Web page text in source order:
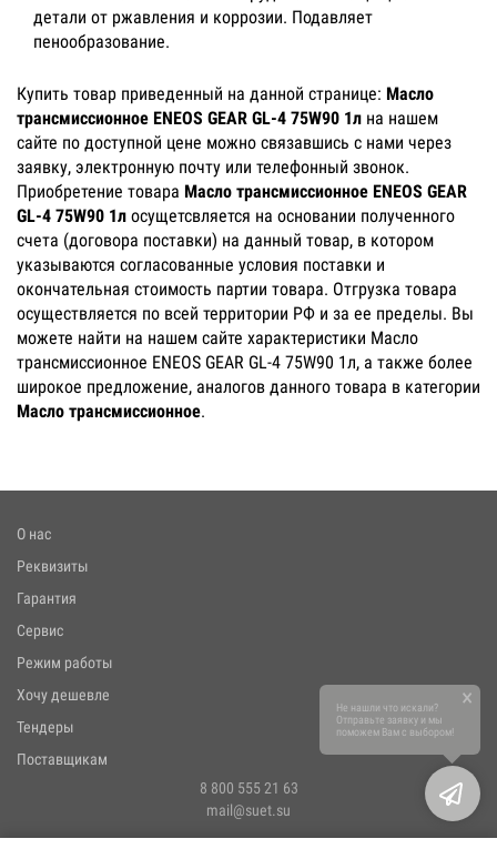
детали от ржавления и коррозии. Подавляет
пенообразование.
Купить товар приведенный на данной странице: Масло
трансмиссионное ENEOS GEAR GL-4 75W90 1л на нашем
сайте по доступной цене можно связавшись с нами через
заявку, электронную почту или телефонный звонок.
Приобретение товара Масло трансмиссионное ENEOS GEAR
GL-4 75W90 1л осущетсвляется на основании полученного
счета (договора поставки) на данный товар, в котором
указываются согласованные условия поставки и
окончательная стоимость партии товара. Отгрузка товара
осуществляется по всей территории РФ и за ее пределы. Вы
можете найти на нашем сайте характеристики Масло
трансмиссионное ENEOS GEAR GL-4 75W90 1л, а также более
широкое предложение, аналогов данного товара в категории
Масло трансмиссионное.
О нас
Реквизиты
Гарантия
Сервис
Режим работы
Хочу дешевле
Тендеры
Поставщикам
8 800 555 21 63
mail@suet.su
Не нашли что искали?
Отправьте заявку и мы
поможем Вам с выбором!
×